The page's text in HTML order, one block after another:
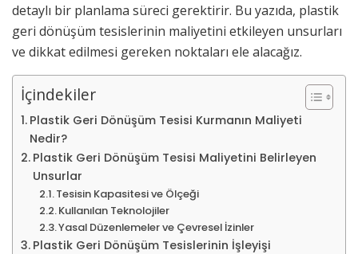
detaylı bir planlama süreci gerektirir. Bu yazıda, plastik
geri dönüşüm tesislerinin maliyetini etkileyen unsurları
ve dikkat edilmesi gereken noktaları ele alacağız.
İçindekiler
Plastik Geri Dönüşüm Tesisi Kurmanın Maliyeti
Nedir?
Plastik Geri Dönüşüm Tesisi Maliyetini Belirleyen
Unsurlar
Tesisin Kapasitesi ve Ölçeği
Kullanılan Teknolojiler
Yasal Düzenlemeler ve Çevresel İzinler
Plastik Geri Dönüşüm Tesislerinin İşleyişi